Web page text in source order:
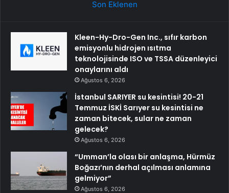
Son Eklenen
Kleen-Hy-Dro-Gen Inc., sıfır karbon
emisyonlu hidrojen ısıtma
teknolojisinde ISO ve TSSA düzenleyici
onaylarını aldı
Ağustos 6, 2026
İstanbul SARIYER su kesintisi! 20-21
Temmuz İSKİ Sarıyer su kesintisi ne
zaman bitecek, sular ne zaman
gelecek?
Ağustos 6, 2026
“Umman’la olası bir anlaşma, Hürmüz
Boğazı’nın derhal açılması anlamına
gelmiyor”
Ağustos 6, 2026